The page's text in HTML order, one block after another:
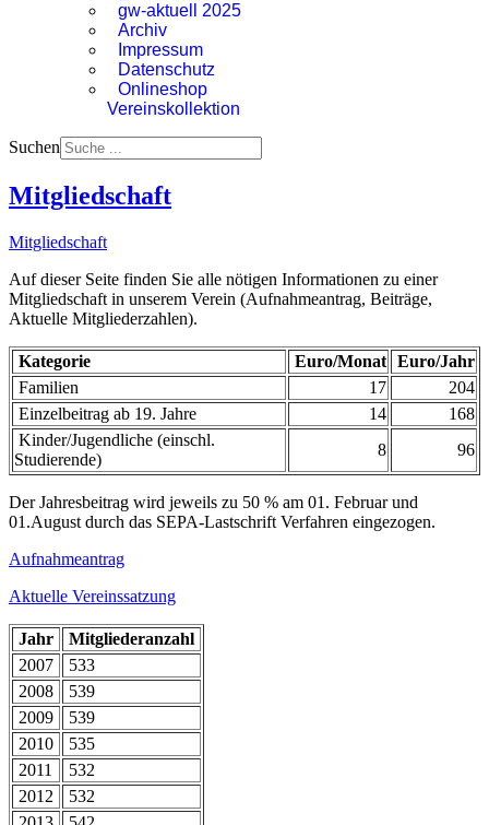
gw-aktuell 2025
Archiv
Impressum
Datenschutz
Onlineshop
Vereinskollektion
Suchen
Mitgliedschaft
Mitgliedschaft
Auf dieser Seite finden Sie alle nötigen Informationen zu einer
Mitgliedschaft in unserem Verein (Aufnahmeantrag, Beiträge,
Aktuelle Mitgliederzahlen).
Kategorie Euro/Monat Euro/Jahr
Familien
17
204
Einzelbeitrag ab 19. Jahre
14
168
Kinder/Jugendliche (einschl.
Studierende)
8 96
Der Jahresbeitrag wird jeweils zu 50 % am 01. Februar und
01.August durch das SEPA-Lastschrift Verfahren eingezogen.
Aufnahmeantrag
Aktuelle Vereinssatzung
Jahr
Mitgliederanzahl
2007
533
2008
539
2009
539
2010
535
2011
532
2012
532